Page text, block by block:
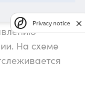
На схеме
Privacy notice